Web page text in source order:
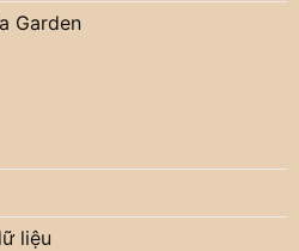
Garden
liệu